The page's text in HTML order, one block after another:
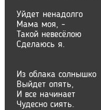
Уйдет ненадолго
Мама моя, -
Такой невесёлою
Сделаюсь я.
Из облака солнышко
Выйдет опять,
И все начинает
Чудесно сиять.